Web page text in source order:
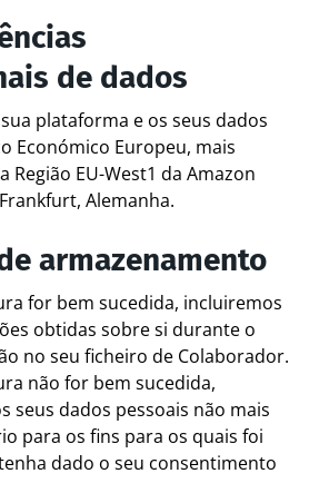
de dados
plataforma e os seus dados
Económico Europeu, mais
Região EU-West1 da Amazon
Alemanha.
armazenamento
for bem sucedida, incluiremos
obtidas sobre si durante o
no seu ficheiro de Colaborador.
não for bem sucedida,
seus dados pessoais não mais
para os fins para os quais foi
dado o seu consentimento